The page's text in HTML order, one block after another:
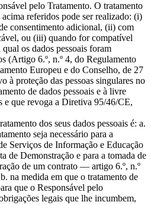
pelo Tratamento. O tratamento
referidos pode ser realizado: (i)
consentimento adicional, (ii) com
ou (iii) quando for compatível
os dados pessoais foram
(Artigo 6.º, n.º 4, do Regulamento
Europeu e do Conselho, de 27
à proteção das pessoas singulares no
de dados pessoais e à livre
e que revoga a Diretiva 95/46/CE,
dos seus dados pessoais é: a.
seja necessário para a
Serviços de Informação e Educação
de Demonstração e para a tomada de
de um contrato — artigo 6.º, n.º
na medida em que o tratamento de
que o Responsável pelo
legais que lhe incumbem,